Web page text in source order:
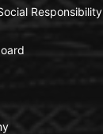
Responsibility